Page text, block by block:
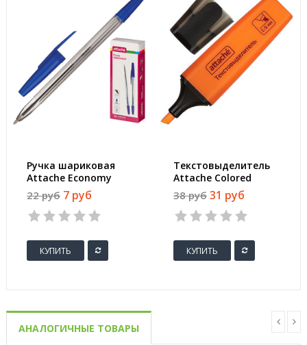
Ручка шариковая
Attache Economy
Elementary синяя
(толщина линии 0.5
мм)
22 руб 7 руб
КУПИТЬ
Текстовыделитель
Attache Colored
оранжевый
(толщина линии 1-5
мм)
38 руб 31 руб
КУПИТЬ
АНАЛОГИЧНЫЕ ТОВАРЫ